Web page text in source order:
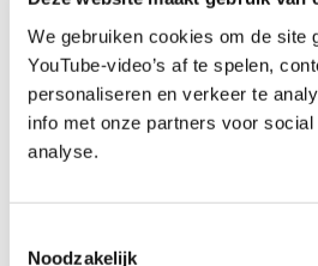
We gebruiken cookies om de site
YouTube-video’s af te spelen,
personaliseren en verkeer te
info met onze partners voor
analyse.
Noodzakelijk
Navigeer naar locatie
Bezoekuren
10:00 - 15:00
mogelijk vóór het